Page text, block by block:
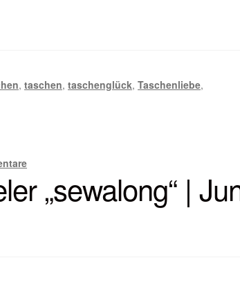
,taschen,taschenglück,Taschenliebe,
„sewalong“ |